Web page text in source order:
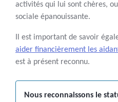
activités qui lui sont chères,
sociale épanouissante.
Il est important de savoir
aider financièrement les
est à présent reconnu.
Nous reconnaissons le